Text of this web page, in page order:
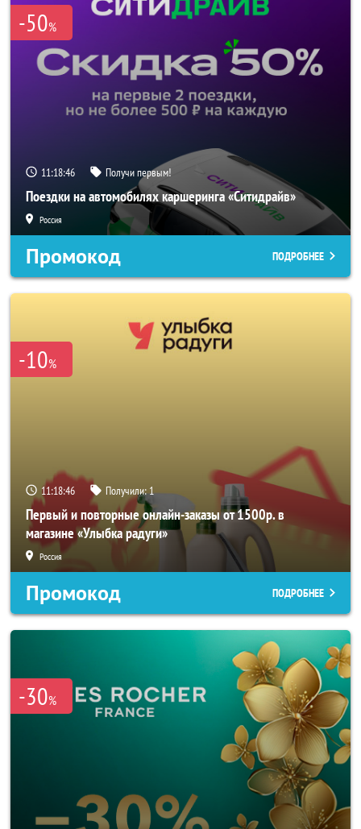
-50%
11:18:45 Получи первым!
Поездки на автомобилях каршеринга «Ситидрайв»
Россия
Промокод ПОДРОБНЕЕ
-10%
11:18:45 Получили:1
Первый и повторные онлайн-заказы от 1500р. в
магазине «Улыбка радуги»
Россия
Промокод ПОДРОБНЕЕ
-30%